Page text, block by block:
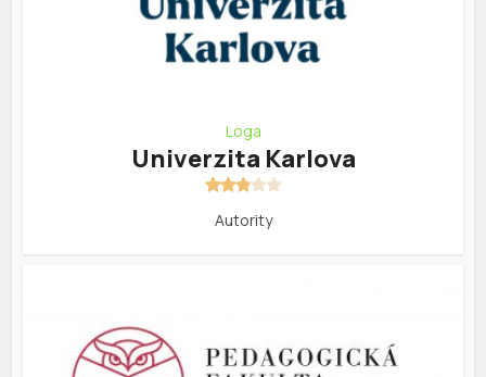
Loga
Univerzita Karlova
Autority